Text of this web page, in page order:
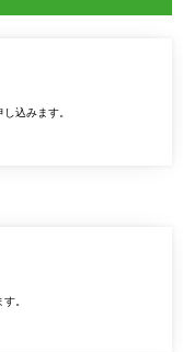
し込みます。
。